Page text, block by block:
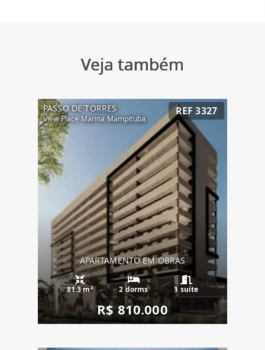
Veja também
PASSO DE TORRES
View Place Marina Mampituba
REF 3327
APARTAMENTO EM OBRAS
81.3 m² 2 dorms 1 suíte
R$ 810.000